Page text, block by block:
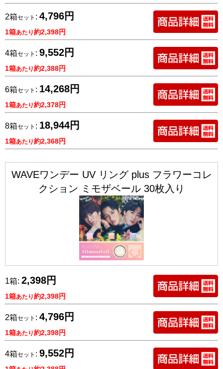
2箱セット : 4,796円
1箱あたり約2,398円
4箱セット : 9,552円
1箱あたり約2,388円
6箱セット : 14,268円
1箱あたり約2,378円
8箱セット : 18,944円
1箱あたり約2,368円
WAVEワンデー UV リング plus フラワーコレ
クション ミモザベール 30枚入り
1箱: 2,398円
1箱あたり約2,398円
2箱セット : 4,796円
1箱あたり約2,398円
4箱セット : 9,552円